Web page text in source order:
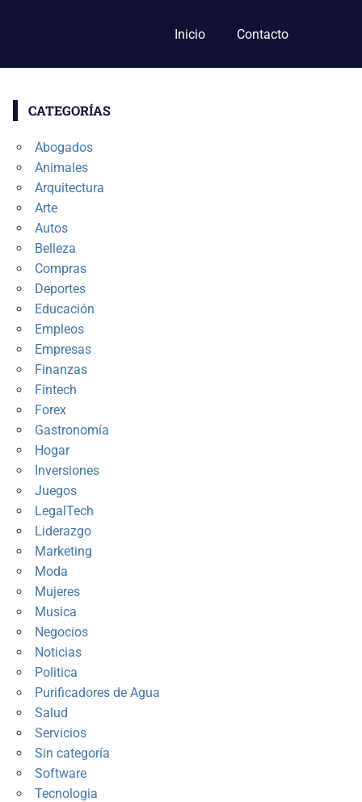
Inicio Contacto
CATEGORÍAS
Abogados
Animales
Arquitectura
Arte
Autos
Belleza
Compras
Deportes
Educación
Empleos
Empresas
Finanzas
Fintech
Forex
Gastronomía
Hogar
Inversiones
Juegos
LegalTech
Liderazgo
Marketing
Moda
Mujeres
Musica
Negocios
Noticias
Politica
Purificadores de Agua
Salud
Servicios
Sin categoría
Software
Tecnologia